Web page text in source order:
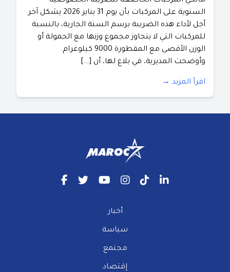
السنوية على المركبات بأن يوم 31 يناير 2026 يشكل آخر
أجل لأداء هذه الضريبة برسم السنة الجارية، بالنسبة
للمركبات التي لا يتجاوز مجموع وزنها مع الحمولة أو
الوزن الأقصى مع المقطورة 9000 كيلوغرام.
وأوضحت المديرية، في بلاغ لها، أن […]
اقرأ المزيد →
أخبار
سياسة
مجتمع
إقتصاد